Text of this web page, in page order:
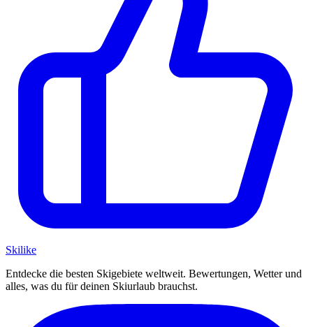
Skilike
Entdecke die besten Skigebiete weltweit. Bewertungen, Wetter und
alles, was du für deinen Skiurlaub brauchst.